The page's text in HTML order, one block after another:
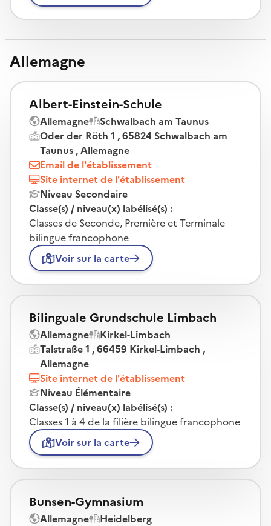
Allemagne
Albert-Einstein-Schule
Allemagne
Schwalbach am Taunus
Oder der Röth 1 , 65824 Schwalbach am
Taunus , Allemagne
Email de l'établissement
Site internet de l'établissement
Niveau Secondaire
Classe(s) / niveau(x) labélisé(s) :
Classes de Seconde, Première et Terminale
bilingue francophone
Voir sur la carte
Bilinguale Grundschule Limbach
Allemagne
Kirkel-Limbach
Talstraße 1 , 66459 Kirkel-Limbach ,
Allemagne
Site internet de l'établissement
Niveau Élémentaire
Classe(s) / niveau(x) labélisé(s) :
Classes 1 à 4 de la filière bilingue francophone
Voir sur la carte
Bunsen-Gymnasium
Allemagne
Heidelberg